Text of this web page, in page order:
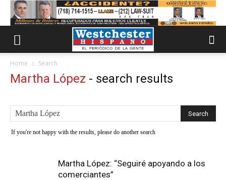
Home Search
Martha López - search results
If you're not happy with the results, please do another search
Martha López: “Seguiré apoyando a los
comerciantes”